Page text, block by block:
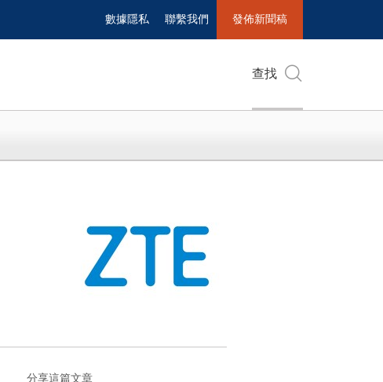
數據隱私 聯繫我們 發佈新聞稿
查找
分享這篇文章